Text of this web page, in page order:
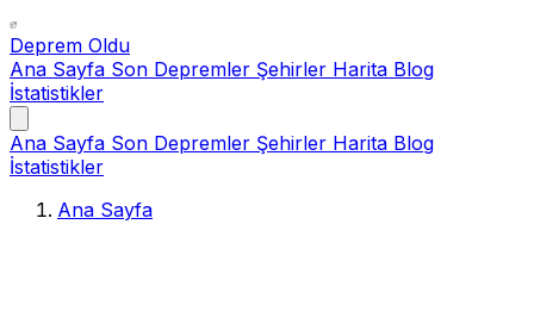
Deprem Oldu
Ana Sayfa Son Depremler Şehirler Harita Blog
İstatistikler
Ana Sayfa Son Depremler Şehirler Harita Blog
İstatistikler
Ana Sayfa